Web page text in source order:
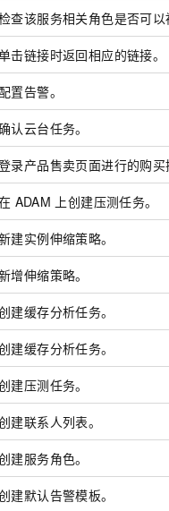
查该服务相关角色是否可以
击链接时返回相应的链接。
置告警。
认云台任务。
录产品售卖页面进行的购买
ADAM 上创建压测任务。
建实例伸缩策略。
增伸缩策略。
建缓存分析任务。
建缓存分析任务。
建压测任务。
建联系人列表。
建服务角色。
建默认告警模板。